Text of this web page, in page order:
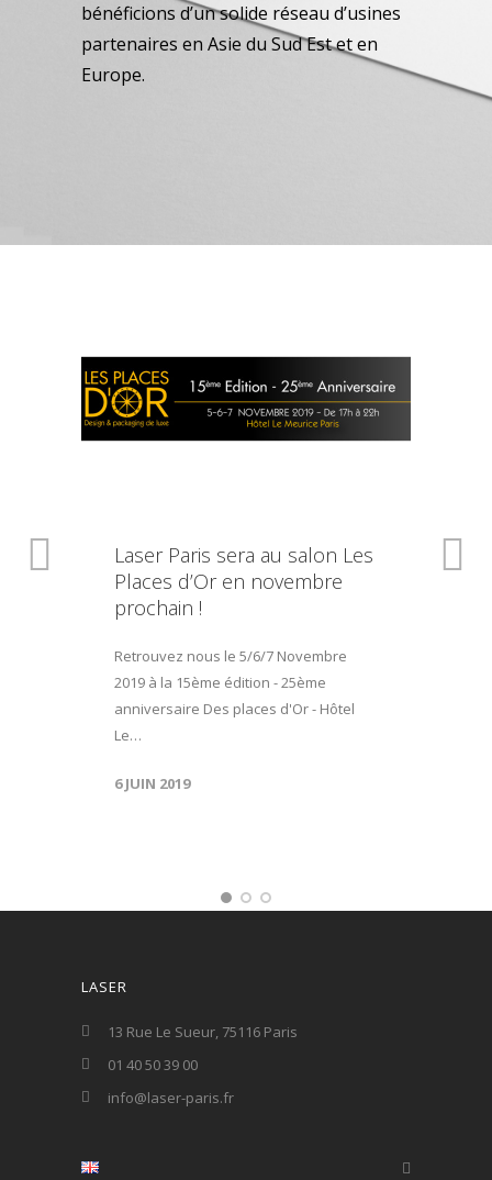
bénéficions d’un solide réseau d’usines
partenaires en Asie du Sud Est et en
Europe.
Laser Paris sera au salon Les
Places d’Or en novembre
prochain !
Retrouvez nous le 5/6/7 Novembre
2019 à la 15ème édition - 25ème
anniversaire Des places d'Or - Hôtel
Le…
6 JUIN 2019
LASER
13 Rue Le Sueur, 75116 Paris
01 40 50 39 00
info@laser-paris.fr